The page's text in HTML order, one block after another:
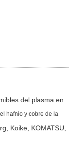
del plasma en
hafnio y cobre de la
Koike, KOMATSU,